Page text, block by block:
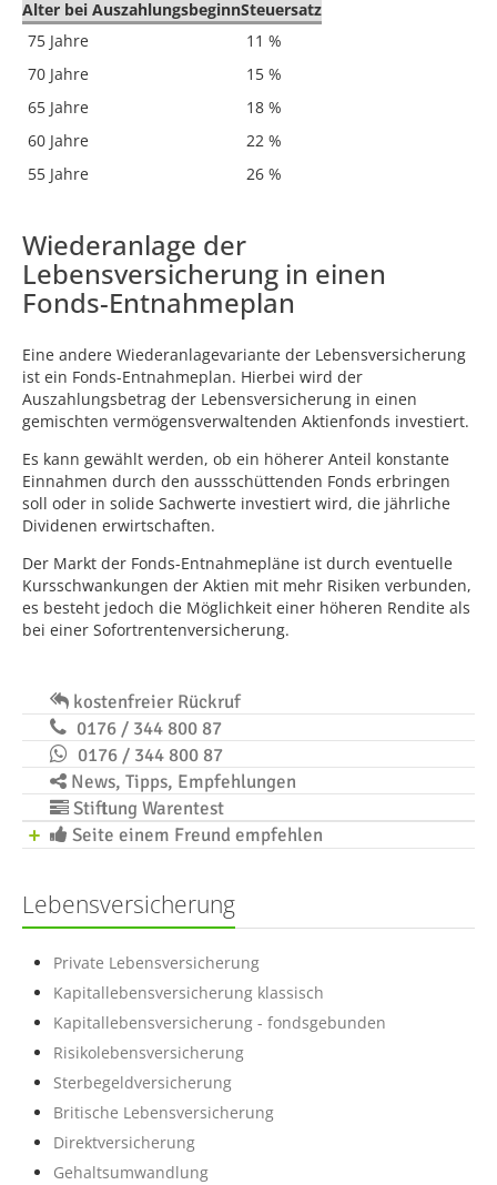
Alter bei AuszahlungsbeginnSteuersatz
75 Jahre
11 %
70 Jahre
15 %
65 Jahre
18 %
60 Jahre
22 %
55 Jahre
26 %
Wiederanlage der
Lebensversicherung in einen
Fonds-Entnahmeplan
Eine andere Wiederanlagevariante der Lebensversicherung
ist ein Fonds-Entnahmeplan. Hierbei wird der
Auszahlungsbetrag der Lebensversicherung in einen
gemischten vermögensverwaltenden Aktienfonds investiert.
Es kann gewählt werden, ob ein höherer Anteil konstante
Einnahmen durch den aussschüttenden Fonds erbringen
soll oder in solide Sachwerte investiert wird, die jährliche
Dividenen erwirtschaften.
Der Markt der Fonds-Entnahmepläne ist durch eventuelle
Kursschwankungen der Aktien mit mehr Risiken verbunden,
es besteht jedoch die Möglichkeit einer höheren Rendite als
bei einer Sofortrentenversicherung.
kostenfreier Rückruf
0176 / 344 800 87
0176 / 344 800 87
News, Tipps, Empfehlungen
Stiftung Warentest
Seite einem Freund empfehlen
Lebensversicherung
Private Lebensversicherung
Kapitallebensversicherung klassisch
Kapitallebensversicherung - fondsgebunden
Risikolebensversicherung
Sterbegeldversicherung
Britische Lebensversicherung
Direktversicherung
Gehaltsumwandlung